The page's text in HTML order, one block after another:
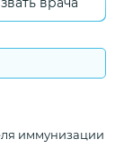
иммунизации